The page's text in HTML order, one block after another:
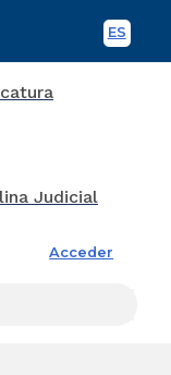
ES
Acceder